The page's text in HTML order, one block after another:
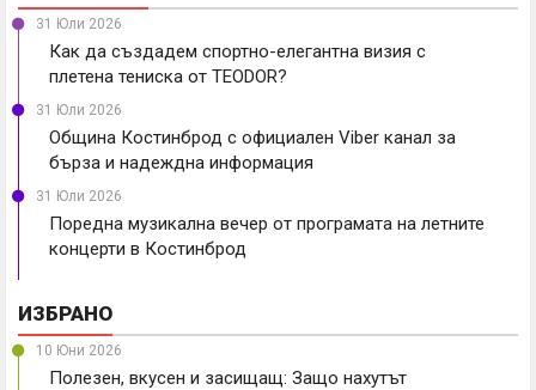
31 Юли 2026
Как да създадем спортно-елегантна визия с
плетена тениска от TEODOR?
31 Юли 2026
Община Костинброд с официален Viber канал за
бърза и надеждна информация
31 Юли 2026
Поредна музикална вечер от програмата на летните
концерти в Костинброд
ИЗБРАНО
10 Юни 2026
Полезен, вкусен и засищащ: Защо нахутът